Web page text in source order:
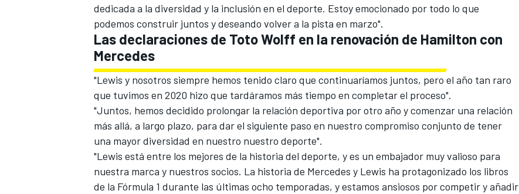
dedicada a la diversidad y la inclusión en el deporte. Estoy emocionado por todo lo que
podemos construir juntos y deseando volver a la pista en marzo".
Las declaraciones de Toto Wolff en la renovación de Hamilton con
Mercedes
"Lewis y nosotros siempre hemos tenido claro que continuaríamos juntos, pero el año tan raro
que tuvimos en 2020 hizo que tardáramos más tiempo en completar el proceso".
"Juntos, hemos decidido prolongar la relación deportiva por otro año y comenzar una relación
más allá, a largo plazo, para dar el siguiente paso en nuestro compromiso conjunto de tener
una mayor diversidad en nuestro nuestro deporte".
"Lewis está entre los mejores de la historia del deporte, y es un embajador muy valioso para
nuestra marca y nuestros socios. La historia de Mercedes y Lewis ha protagonizado los libros
de la Fórmula 1 durante las últimas ocho temporadas, y estamos ansiosos por competir y añadir